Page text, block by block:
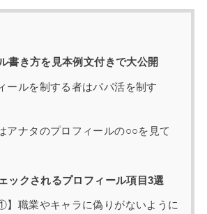
書き方を見本例文付きで大公開
ールを制する者はパパ活を制す
アナタのプロフィールの○○を見て
ックされるプロフィール項目3選
】職業やキャラに偽りがないように